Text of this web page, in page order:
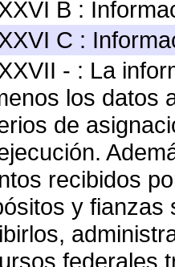
B :
C :
- : La
los datos
de
recibidos
y fianzas
federales